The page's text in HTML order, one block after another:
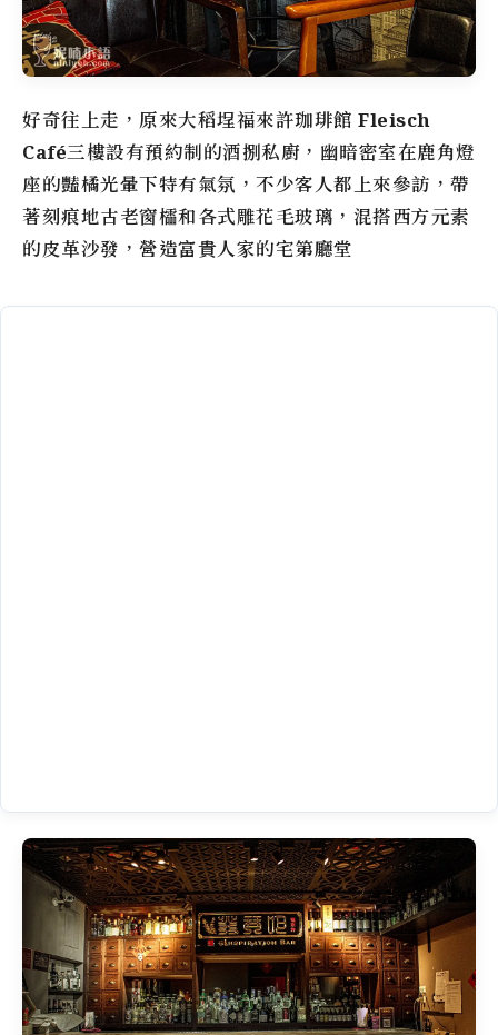
好奇往上走，原來大稻埕福來許珈琲館 Fleisch
Café三樓設有預約制的酒捌私廚，幽暗密室在鹿角燈
座的豔橘光暈下特有氣氛，不少客人都上來參訪，帶
著刻痕地古老窗櫺和各式雕花毛玻璃，混搭西方元素
的皮革沙發，營造富貴人家的宅第廳堂